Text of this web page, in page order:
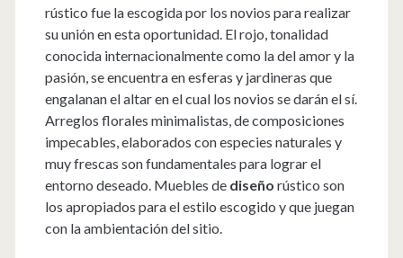
rústico fue la escogida por los novios para realizar
su unión en esta oportunidad. El rojo, tonalidad
conocida internacionalmente como la del amor y la
pasión, se encuentra en esferas y jardineras que
engalanan el altar en el cual los novios se darán el sí.
Arreglos florales minimalistas, de composiciones
impecables, elaborados con especies naturales y
muy frescas son fundamentales para lograr el
entorno deseado. Muebles de diseño rústico son
los apropiados para el estilo escogido y que juegan
con la ambientación del sitio.